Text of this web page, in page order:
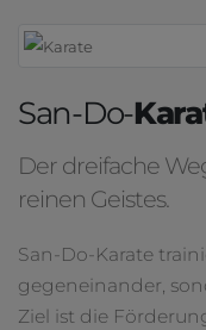
San-Do-
Der dreifache
reinen Geistes.
San-Do-Karate
gegeneinander,
Ziel ist die